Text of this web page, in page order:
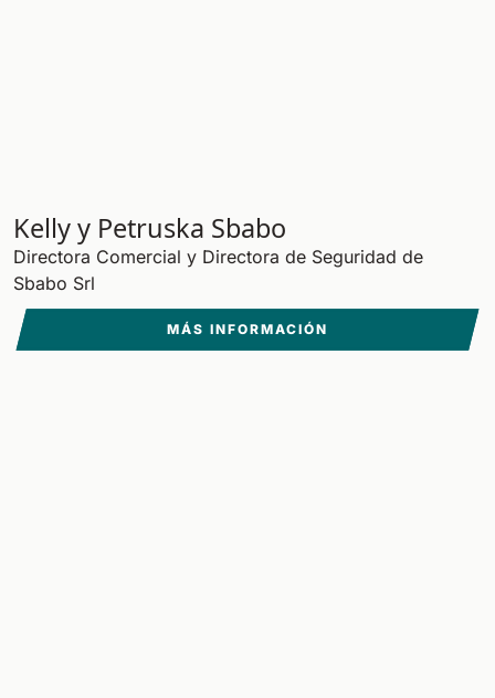
Kelly y Petruska Sbabo
Directora Comercial y Directora de Seguridad de
Sbabo Srl
MÁS INFORMACIÓN